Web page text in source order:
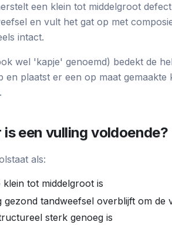
een klein tot middelgroot
en vult het gat op met
intact.
wel 'kapje' genoemd) bedekt de
en plaatst er een op maat
is een vulling voldoende?
als:
klein tot middelgroot is
gezond tandweefsel overblijft om de
sterk genoeg is